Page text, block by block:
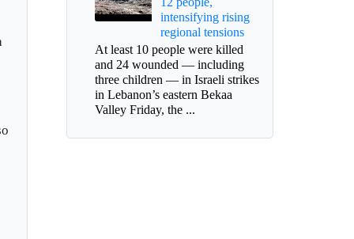
intensifying rising
regional tensions
At least 10 people were killed
and 24 wounded — including
three children — in Israeli strikes
in Lebanon’s eastern Bekaa
Valley Friday, the ...